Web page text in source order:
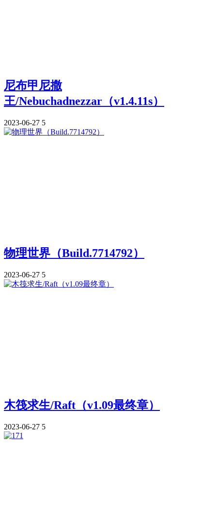
尼布甲尼撒
王/Nebuchadnezzar（v1.4.11s）
2023-06-27 5
物理世界（Build.7714792）
2023-06-27 5
木筏求生/Raft（v1.09最终章）
2023-06-27 5